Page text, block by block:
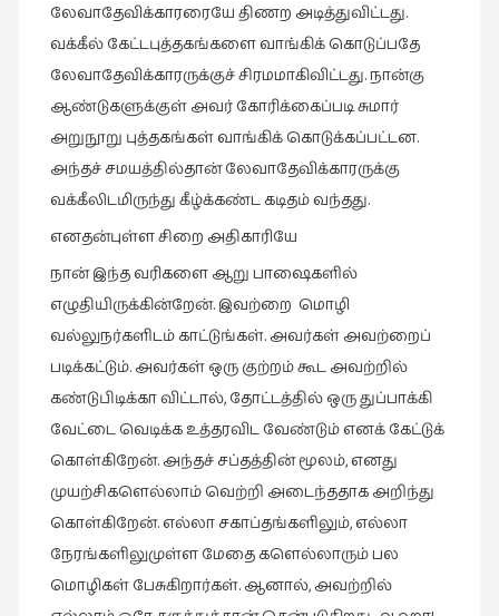
லேவாதேவிக்காரரையே திணற அடித்துவிட்டது.
வக்கீல் கேட்டபுத்தகங்களை வாங்கிக் கொடுப்பதே
லேவாதேவிக்காரருக்குச் சிரமமாகிவிட்டது. நான்கு
ஆண்டுகளுக்குள் அவர் கோரிக்கைப்படி சுமார்
அறுநூறு புத்தகங்கள் வாங்கிக் கொடுக்கப்பட்டன.
அந்தச் சமயத்தில்தான் லேவாதேவிக்காரருக்கு
வக்கீலிடமிருந்து கீழ்க்கண்ட கடிதம் வந்தது.
எனதன்புள்ள சிறை அதிகாரியே
நான் இந்த வரிகளை ஆறு பாஷைகளில்
எழுதியிருக்கின்றேன். இவற்றை மொழி
வல்லுநர்களிடம் காட்டுங்கள். அவர்கள் அவற்றைப்
படிக்கட்டும். அவர்கள் ஒரு குற்றம் கூட அவற்றில்
கண்டுபிடிக்கா விட்டால், தோட்டத்தில் ஒரு துப்பாக்கி
வேட்டை வெடிக்க உத்தரவிட வேண்டும் எனக் கேட்டுக்
கொள்கிறேன். அந்தச் சப்தத்தின் மூலம், எனது
முயற்சிகளெல்லாம் வெற்றி அடைந்ததாக அறிந்து
கொள்கிறேன். எல்லா சகாப்தங்களிலும், எல்லா
நேரங்களிலுமுள்ள மேதை களெல்லாரும் பல
மொழிகள் பேசுகிறார்கள். ஆனால், அவற்றில்